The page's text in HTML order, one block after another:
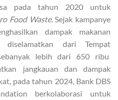
pada tahun 2020 untuk
Food Waste. Sejak kampanye
dampak makanan
diselamatkan dari Tempat
lebih dari 650 ribu
jangkauan dan dampak
pada tahun 2024, Bank DBS
berkolaborasi untuk